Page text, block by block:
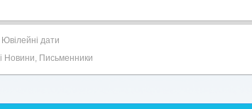
Ювілейні дати
Новини, Письменники